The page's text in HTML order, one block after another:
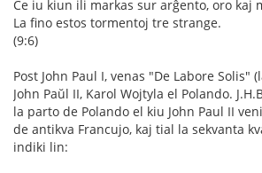
Ĉe iu kiun ili markas sur arĝento, oro kaj
La fino estos tormentoj tre strange.
(9:6)
Post John Paul I, venas "De Labore Solis"
John Paŭl II, Karol Wojtyla el Polando.
la parto de Polando el kiu John Paul II
de antikva Francujo, kaj tial la sekvanta
indiki lin: